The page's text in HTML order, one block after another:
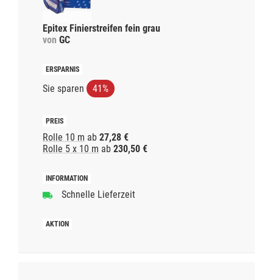
Epitex Finierstreifen fein grau
von GC
Sie sparen 41%
Rolle 10 m ab 27,28 €
Rolle 5 x 10 m ab 230,50 €
Schnelle Lieferzeit